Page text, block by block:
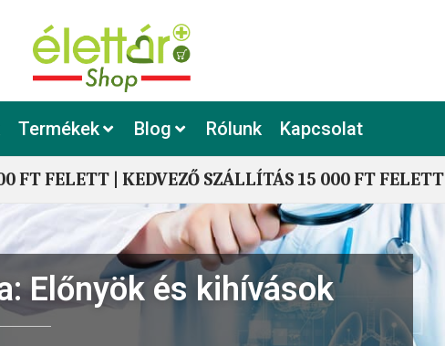
Termékek Blog Rólunk Kapcsolat
FT FELETT | KEDVEZŐ SZÁLLÍTÁS 15 000 FT FELETT
Előnyök és kihívások